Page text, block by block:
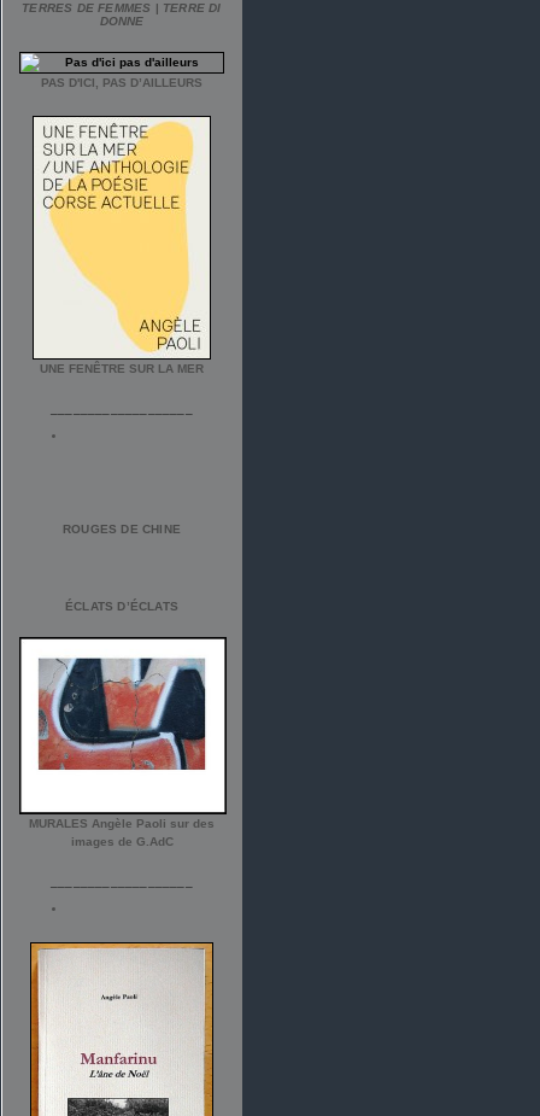
TERRES DE FEMMES | TERRE DI
DONNE
PAS D'ICI, PAS D’AILLEURS
UNE FENÊTRE SUR LA MER
ROUGES DE CHINE
ÉCLATS D’ÉCLATS
MURALES Angèle Paoli sur des
images de G.AdC